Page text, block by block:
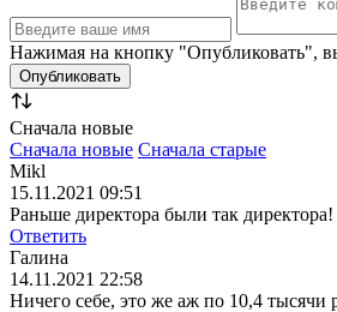
Нажимая на кнопку "Опубликовать",
Сначала новые
Сначала новые Сначала старые
Mikl
15.11.2021 09:51
Раньше директора были так директора!
Ответить
Галина
14.11.2021 22:58
Ничего себе, это же аж по 10,4 тысячи